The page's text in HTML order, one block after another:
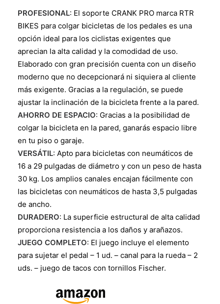
PROFESIONAL: El soporte CRANK PRO marca RTR
BIKES para colgar bicicletas de los pedales es una
opción ideal para los ciclistas exigentes que
aprecian la alta calidad y la comodidad de uso.
Elaborado con gran precisión cuenta con un diseño
moderno que no decepcionará ni siquiera al cliente
más exigente. Gracias a la regulación, se puede
ajustar la inclinación de la bicicleta frente a la pared.
AHORRO DE ESPACIO: Gracias a la posibilidad de
colgar la bicicleta en la pared, ganarás espacio libre
en tu piso o garaje.
VERSÁTIL: Apto para bicicletas con neumáticos de
16 a 29 pulgadas de diámetro y con un peso de hasta
30 kg. Los amplios canales encajan fácilmente con
las bicicletas con neumáticos de hasta 3,5 pulgadas
de ancho.
DURADERO: La superficie estructural de alta calidad
proporciona resistencia a los daños y arañazos.
JUEGO COMPLETO: El juego incluye el elemento
para sujetar el pedal – 1 ud. – canal para la rueda – 2
uds. – juego de tacos con tornillos Fischer.